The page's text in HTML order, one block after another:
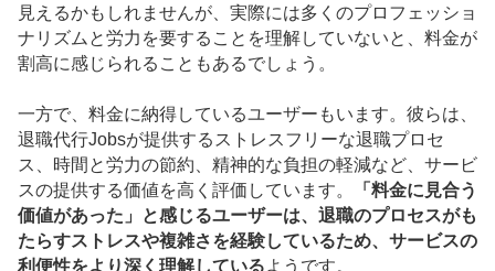
見えるかもしれませんが、実際には多くのプロフェッショ
ナリズムと労力を要することを理解していないと、料金が
割高に感じられることもあるでしょう。
一方で、料金に納得しているユーザーもいます。彼らは、
退職代行Jobsが提供するストレスフリーな退職プロセ
ス、時間と労力の節約、精神的な負担の軽減など、サービ
スの提供する価値を高く評価しています。
「料金に見合う
価値があった」と感じるユーザーは、退職のプロセスがも
たらすストレスや複雑さを経験しているため、サービスの
利便性をより深く理解しているようです。